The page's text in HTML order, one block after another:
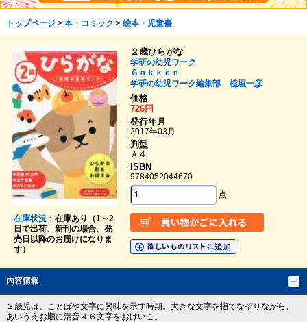
トップページ> 本・コミック > 絵本・児童書
在庫状況：在庫あり（1～2
日で出荷、新刊の場合、発
売日以降のお届けになりま
す）
２歳ひらがな
学研の幼児ワーク
Ｇａｋｋｅｎ
学研の幼児ワーク編集部
植垣一彦
価格
726円
発行年月
2017年03月
判型
Ａ４
ISBN
9784052044670
点
内容情報
２歳児は、ことばや文字に興味を示す時期。大きな文字を指でなぞりながら、
あいうえお順に清音４６文字をおけいこ。